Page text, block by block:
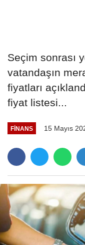
Seçim sonrası
vatandaşın
fiyatları
fiyat listesi...
FINANS 15 Mayıs